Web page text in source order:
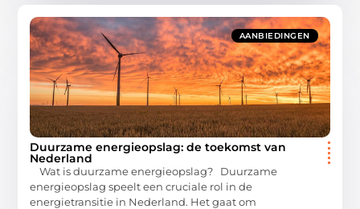
AANBIEDINGEN
Duurzame energieopslag: de toekomst van
Nederland
Wat is duurzame energieopslag? Duurzame
energieopslag speelt een cruciale rol in de
energietransitie in Nederland. Het gaat om